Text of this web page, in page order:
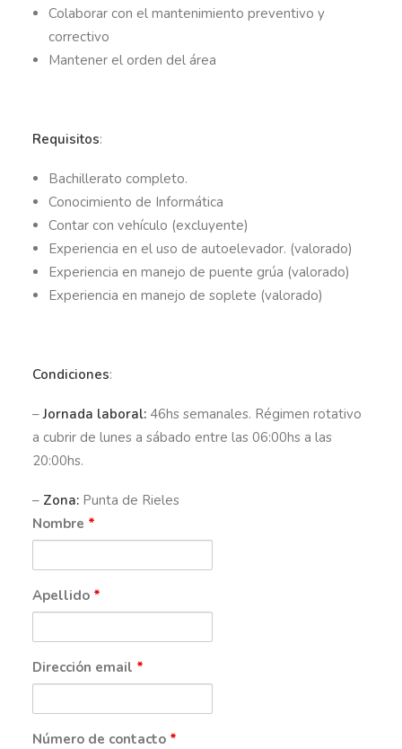
Colaborar con el mantenimiento preventivo y
correctivo
Mantener el orden del área
Requisitos:
Bachillerato completo.
Conocimiento de Informática
Contar con vehículo (excluyente)
Experiencia en el uso de autoelevador. (valorado)
Experiencia en manejo de puente grúa (valorado)
Experiencia en manejo de soplete (valorado)
Condiciones:
–Jornada laboral: 46hs semanales. Régimen rotativo
a cubrir de lunes a sábado entre las 06:00hs a las
20:00hs.
– Zona: Punta de Rieles
Nombre *
Apellido *
Dirección email *
Número de contacto *